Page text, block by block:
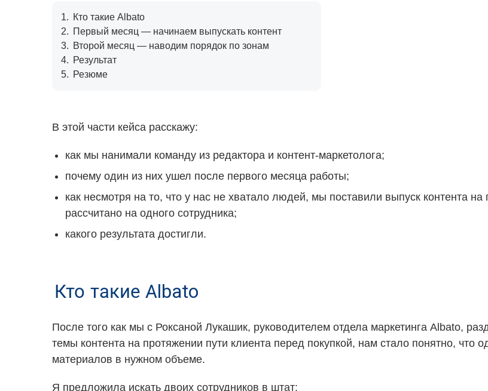
1. Кто такие Albato
2.
Первый месяц — начинаем выпускать контент
3. Второй месяц — наводим порядок по зонам
4. Результат
5. Резюме
В этой части кейса расскажу:
как мы нанимали команду из редактора и контент-маркетолога;
почему один из них ушел после первого месяца работы;
как несмотря на то, что у нас не хватало людей, мы поставили выпуск контента
рассчитано на одного сотрудника;
какого результата достигли.
Кто такие Albato
После того как мы с Роксаной Лукашик, руководителем отдела маркетинга Albato,
темы контента на протяжении пути клиента перед покупкой, нам стало понятно, что
материалов в нужном объеме.
Я предложила искать двоих сотрудников в штат: